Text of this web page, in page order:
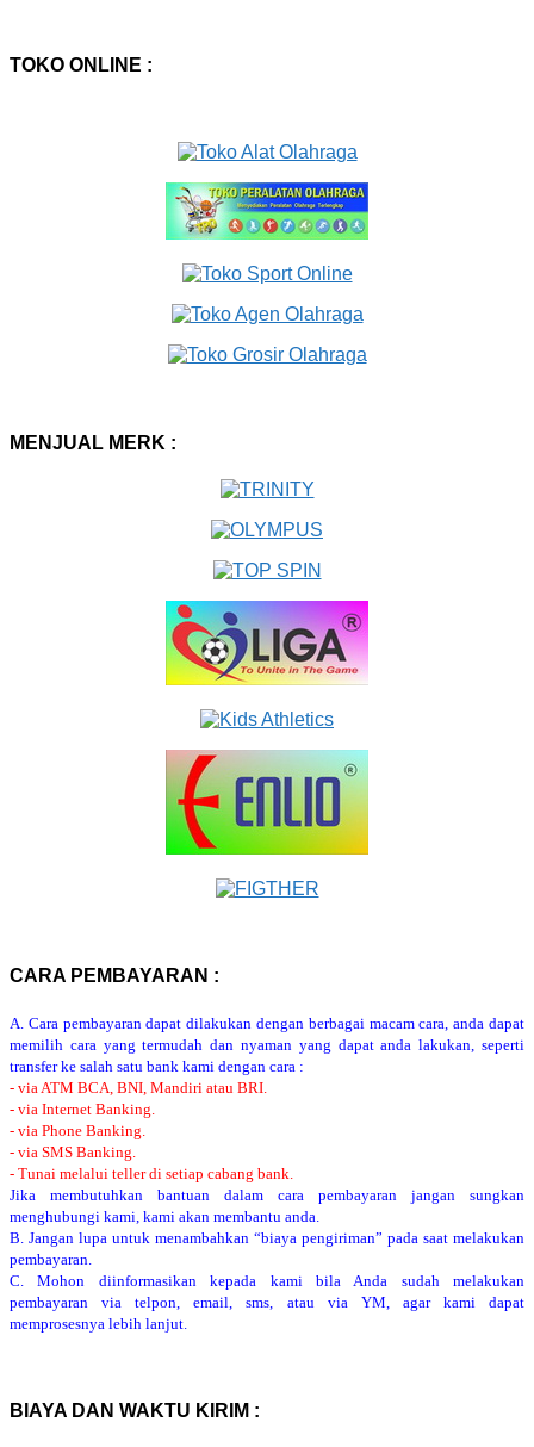
TOKO ONLINE :
MENJUAL MERK :
CARA PEMBAYARAN :
A. Cara pembayaran dapat dilakukan dengan berbagai macam cara, anda dapat
memilih cara yang termudah dan nyaman yang dapat anda lakukan, seperti
transfer ke salah satu bank kami dengan cara :
- via ATM BCA, BNI, Mandiri atau BRI.
- via Internet Banking.
- via Phone Banking.
- via SMS Banking.
- Tunai melalui teller di setiap cabang bank.
Jika membutuhkan bantuan dalam cara pembayaran jangan sungkan
menghubungi kami, kami akan membantu anda.
B. Jangan lupa untuk menambahkan “biaya pengiriman” pada saat melakukan
pembayaran.
C. Mohon diinformasikan kepada kami bila Anda sudah melakukan
pembayaran via telpon, email, sms, atau via YM, agar kami dapat
memprosesnya lebih lanjut.
BIAYA DAN WAKTU KIRIM :